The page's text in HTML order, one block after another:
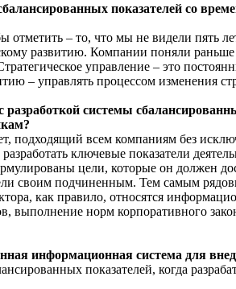
показателей со
отметить – то, что мы не видели пять
развитию. Компании поняли
управление – это
– управлять процессом изменения
системы
подходящий всем компаниям без
ключевые показатели
цели, которые он должен
своим подчиненным. Тем самым
как правило, относятся
выполнение норм корпоративного
информационная система для
показателей, когда